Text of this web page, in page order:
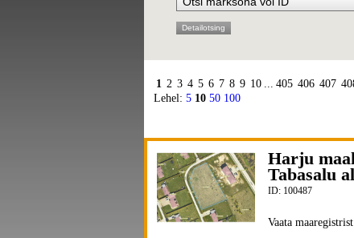
Detailotsing
1 2 3 4 5 6 7 8 9 10 ... 405 406 407
Lehel: 5 10 50 100
Harju
Tabasalu
ID: 100487
Vaata